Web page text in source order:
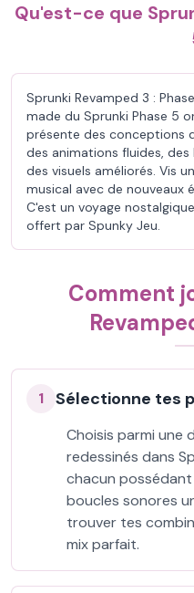
Qu'est-ce que
Sprunki Revamped 3 :
made du Sprunki Phase 5
présente des conceptions
des animations fluides,
des visuels améliorés. Vis
musical avec de nouveaux
C'est un voyage
offert par Spunky Jeu.
Comment
1 Sélectionne tes
Choisis parmi une
redessinés dans
chacun
boucles sonores
trouver tes
mix parfait.